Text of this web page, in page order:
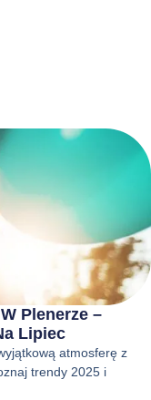
Plenerze –
Lipiec
atmosferę z
trendy 2025 i